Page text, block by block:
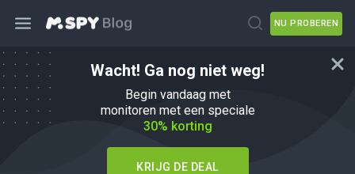
NU PROBEREN
Wacht! Ga nog niet weg!
Begin vandaag met
monitoren met een speciale
30% korting
KRIJG DE DEAL